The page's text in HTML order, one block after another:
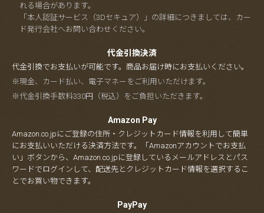
れる場合があります。
「本人認証サービス（3Dセキュア）」の詳細につきましては、カー
ド発行会社へお問い合わせください。
代金引換決済
代金引換でお支払いが可能です。商品お届け時にお支払いください。
※現金、カード払い、電子マネーをご利用いただけます。
※代金引換手数料330円（税込）をご負担いただきます。
Amazon Pay
Amazon.co.jpにご登録の住所・クレジットカード情報を利用して簡単
にお支払いいただける決済方法です。「Amazonアカウントでお支払
い」ボタンから、Amazon.co.jpに登録しているメールアドレスとパス
ワードでログインして、配送先とクレジットカード情報を選択するこ
とでお買い物できます。
PayPay